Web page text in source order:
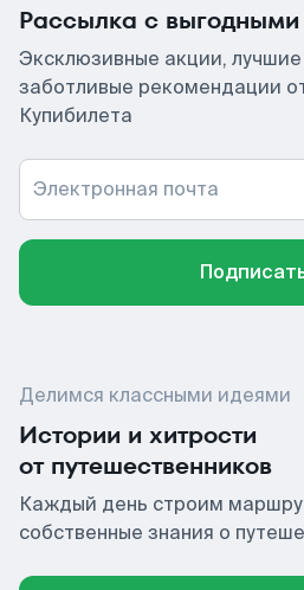
Рассылка с
Эксклюзивные акции,
заботливые рекомендации
Купибилета
Электронная почта
Делимся классными идеями
Истории и хитрости
от путешественников
Каждый день строим
собственные знания о